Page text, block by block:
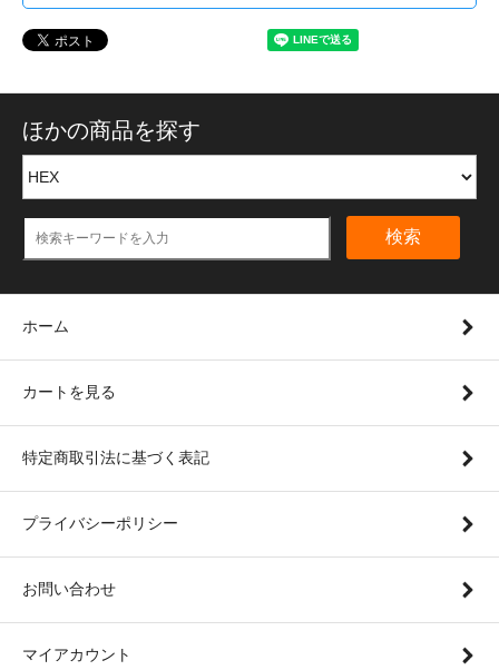
ほかの商品を探す
検索
ホーム
カートを見る
特定商取引法に基づく表記
プライバシーポリシー
お問い合わせ
マイアカウント